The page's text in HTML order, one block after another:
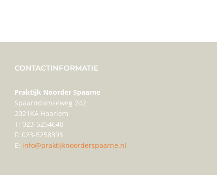
CONTACTINFORMATIE
Praktijk Noorder Spaarne
Spaarndamseweg 242
2021KA Haarlem
T: 023-5254640
F: 023-5258393
E: info@praktijknoorderspaarne.nl